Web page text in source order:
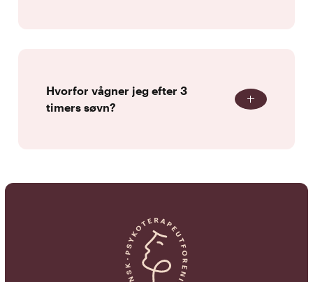
Hvorfor vågner jeg efter 3
timers søvn?